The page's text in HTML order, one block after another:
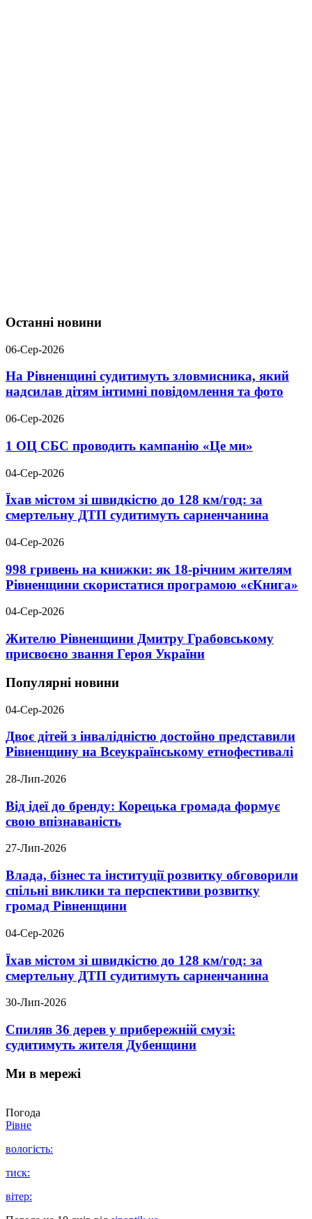
Останні новини
06-Сер-2026
На Рівненщині судитимуть зловмисника, який
надсилав дітям інтимні повідомлення та фото
06-Сер-2026
1 ОЦ СБС проводить кампанію «Це ми»
04-Сер-2026
Їхав містом зі швидкістю до 128 км/год: за
смертельну ДТП судитимуть сарненчанина
04-Сер-2026
998 гривень на книжки: як 18-річним жителям
Рівненщини скористатися програмою «єКнига»
04-Сер-2026
Жителю Рівненщини Дмитру Грабовському
присвоєно звання Героя України
Популярні новини
04-Сер-2026
Двоє дітей з інвалідністю достойно представили
Рівненщину на Всеукраїнському етнофестивалі
28-Лип-2026
Від ідеї до бренду: Корецька громада формує
свою впізнаваність
27-Лип-2026
Влада, бізнес та інституції розвитку обговорили
спільні виклики та перспективи розвитку
громад Рівненщини
04-Сер-2026
Їхав містом зі швидкістю до 128 км/год: за
смертельну ДТП судитимуть сарненчанина
30-Лип-2026
Спиляв 36 дерев у прибережній смузі:
судитимуть жителя Дубенщини
Ми в мережі
Погода
Рівне
вологість:
тиск:
вітер: